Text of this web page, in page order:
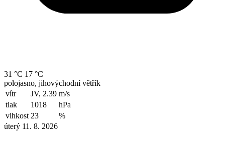
31 °C 17 °C
polojasno, jihovýchodní větřík
vítr
JV, 2.39 m/s
tlak
1018
hPa
vlhkost 23
%
úterý 11. 8. 2026